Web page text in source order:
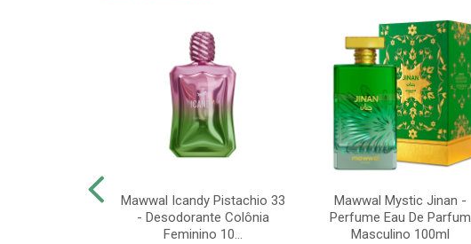
Mawwal Icandy Pistachio 33
- Desodorante Colônia
Feminino 10...
Mawwal Mystic Jinan -
Perfume Eau De Parfum
Masculino 100ml